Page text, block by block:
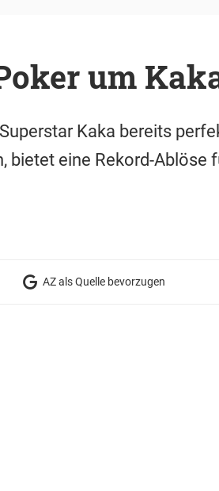
um
Kaka bereits
bietet eine Rekord-Ablöse
AZ als Quelle bevorzugen